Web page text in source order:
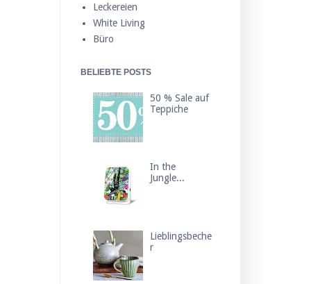
Leckereien
White Living
Büro
BELIEBTE POSTS
50 % Sale auf
Teppiche
In the
Jungle...
Lieblingsbeche
r